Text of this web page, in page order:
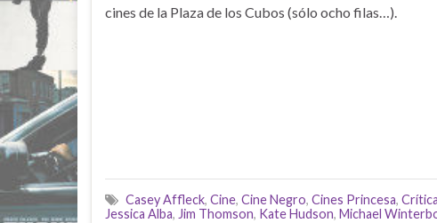
cines de la Plaza de los Cubos (sólo ocho filas…).
Casey Affleck, Cine, Cine Negro, Cines Princesa, Crítica
Jessica Alba, Jim Thomson, Kate Hudson, Michael